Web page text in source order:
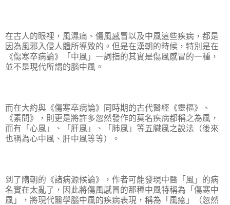
在古人的眼裡，風濕痛、傷風感冒以及中風這些疾病，都是
因為風邪入侵人體所導致的。但是在漢朝的時候，特別是在
《傷寒卒病論》「中風」一詞指的其實是傷風感冒的一種，
並不是現代所謂的腦中風。
而在大約與《傷寒卒病論》同時期的古代醫經《靈樞》、
《素問》，則更是將許多忽然發作的莫名疾病都稱之為風，
而有「心風」、「肝風」、「肺風」等五臟風之說法（後來
也稱為心中風、肝中風等等）。
到了隋朝的《諸病源候論》，作者可能發現中醫「風」的病
名實在太亂了，因此將傷風感冒的那種中風特稱為「傷寒中
風」，將現代醫學腦中風的疾病表現，稱為「風癔」（忽然